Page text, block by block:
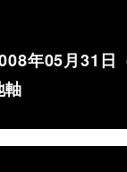
年05月31日（
軸